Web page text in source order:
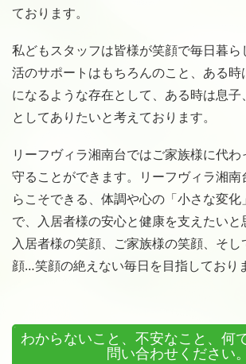
ております。
私どもスタッフは皆様が笑顔で毎日暮ら
活のサポートはもちろんのこと、ある時
になるような存在として、ある時は息
としてありたいと考えております。
リーフヴィラ湘南台ではご家族様に代
守ることができます。リーフヴィラ湘
らこそできる、体調や心の「小さな変化
で、入居者様の安心と健康を支えたいと
入居者様の笑顔、ご家族様の笑顔、そ
顔…笑顔の絶えない毎日を目指しており
わからないこと、不安なこと、何
問い合わせください。